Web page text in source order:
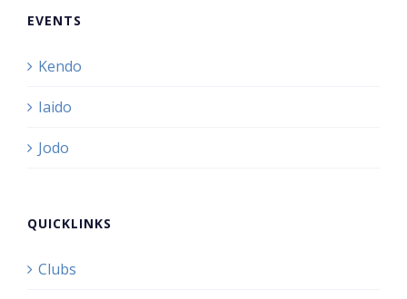
EVENTS
Kendo
Iaido
Jodo
QUICKLINKS
Clubs